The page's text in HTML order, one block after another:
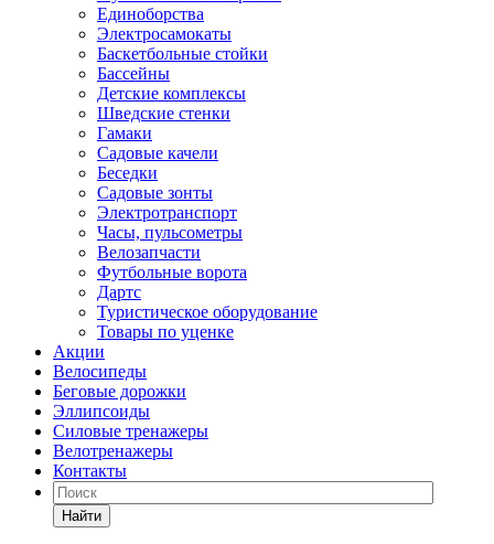
Единоборства
Электросамокаты
Баскетбольные стойки
Бассейны
Детские комплексы
Шведские стенки
Гамаки
Садовые качели
Беседки
Садовые зонты
Электротранспорт
Часы, пульсометры
Велозапчасти
Футбольные ворота
Дартс
Туристическое оборудование
Товары по уценке
Акции
Велосипеды
Беговые дорожки
Эллипсоиды
Силовые тренажеры
Велотренажеры
Контакты
Найти